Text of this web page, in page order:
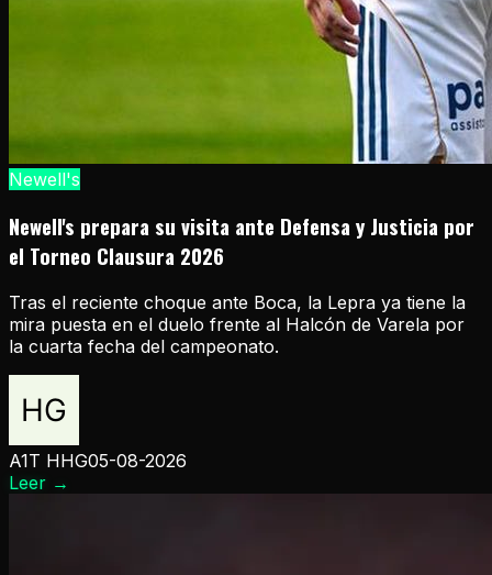
Newell's
Newell's prepara su visita ante Defensa y Justicia por
el Torneo Clausura 2026
Tras el reciente choque ante Boca, la Lepra ya tiene la
mira puesta en el duelo frente al Halcón de Varela por
la cuarta fecha del campeonato.
A1T HHG05-08-2026
Leer →